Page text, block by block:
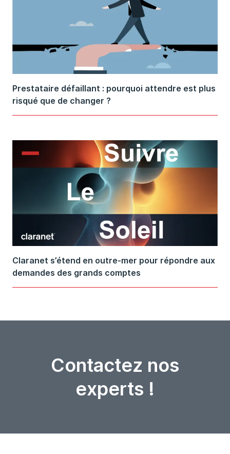
Prestataire défaillant : pourquoi attendre est plus
risqué que de changer ?
Claranet s’étend en outre-mer pour répondre aux
demandes des grands comptes
Contactez nos
experts !